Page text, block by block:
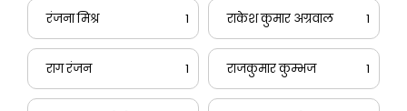
रंजना मिश्र 1 राकेश कुमार अग्रवाल 1
राग रंजन 1 राजकुमार कुम्भज 1